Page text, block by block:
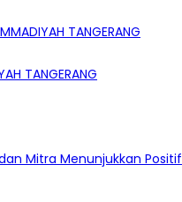
TANGERANG
TANGERANG
Mitra Menunjukkan Positif